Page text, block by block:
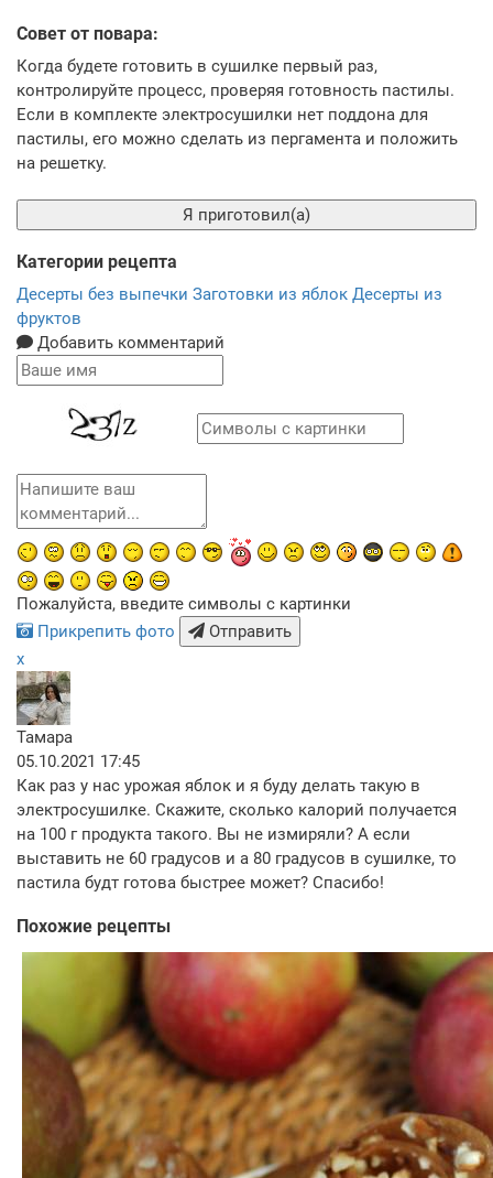
Совет от повара:
Когда будете готовить в сушилке первый раз,
контролируйте процесс, проверяя готовность пастилы.
Если в комплекте электросушилки нет поддона для
пастилы, его можно сделать из пергамента и положить
на решетку.
Я приготовил(а)
Категории рецепта
Десерты без выпечки Заготовки из яблок Десерты из
фруктов
Добавить комментарий
Пожалуйста, введите символы с картинки
Прикрепить фото
Отправить
x
Тамара
05.10.2021 17:45
Как раз у нас урожая яблок и я буду делать такую в
электросушилке. Скажите, сколько калорий получается
на 100 г продукта такого. Вы не измиряли? А если
выставить не 60 градусов и а 80 градусов в сушилке, то
пастила будт готова быстрее может? Спасибо!
Похожие рецепты